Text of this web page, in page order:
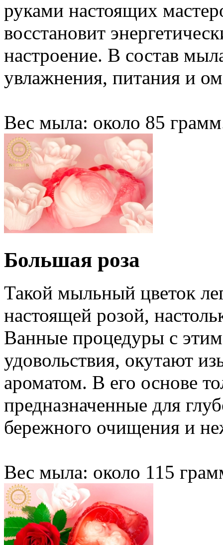
руками настоящих
восстановит
настроение. В состав
увлажнения, питания и
Вес мыла: около 85
Большая роза
Такой мыльный цветок
настоящей розой,
Ванные процедуры с
удовольствия, окутают
ароматом. В его основе
предназначенные для
бережного очищения и
Вес мыла: около 115